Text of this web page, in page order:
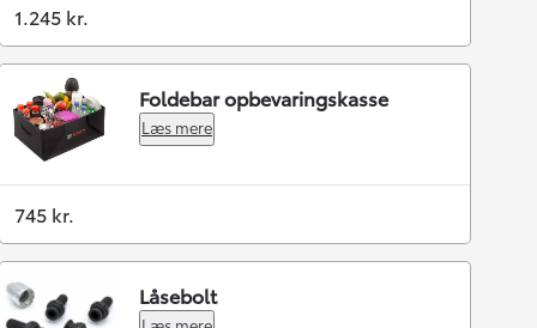
1.245 kr.
Foldebar opbevaringskasse
Læs mere
745 kr.
Låsebolt